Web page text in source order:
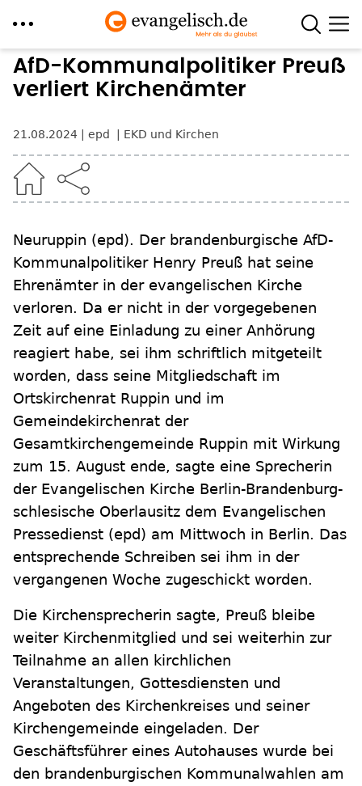
Direkt
zum
AfD-Kommunalpolitiker Preuß
verliert Kirchenämter
21.08.2024 epd EKD und Kirchen
Neuruppin (epd). Der brandenburgische AfD-
Kommunalpolitiker Henry Preuß hat seine
Ehrenämter in der evangelischen Kirche
verloren. Da er nicht in der vorgegebenen
Zeit auf eine Einladung zu einer Anhörung
reagiert habe, sei ihm schriftlich mitgeteilt
worden, dass seine Mitgliedschaft im
Ortskirchenrat Ruppin und im
Gemeindekirchenrat der
Gesamtkirchengemeinde Ruppin mit Wirkung
zum 15. August ende, sagte eine Sprecherin
der Evangelischen Kirche Berlin-Brandenburg-
schlesische Oberlausitz dem Evangelischen
Pressedienst (epd) am Mittwoch in Berlin. Das
entsprechende Schreiben sei ihm in der
vergangenen Woche zugeschickt worden.
Die Kirchensprecherin sagte, Preuß bleibe
weiter Kirchenmitglied und sei weiterhin zur
Teilnahme an allen kirchlichen
Veranstaltungen, Gottesdiensten und
Angeboten des Kirchenkreises und seiner
Kirchengemeinde eingeladen. Der
Geschäftsführer eines Autohauses wurde bei
den brandenburgischen Kommunalwahlen am